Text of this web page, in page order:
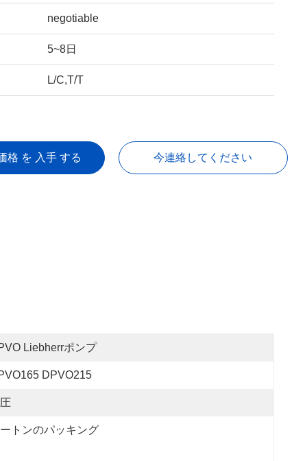
negotiable
5~8日
L/C,T/T
格 を 入手 する 今連絡してください
Liebherrポンプ
DPVO215
トンのパッキング